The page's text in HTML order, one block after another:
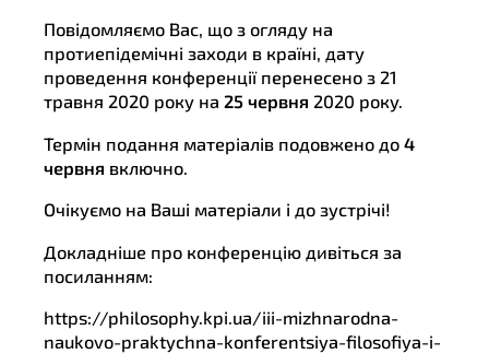
Повідомляємо Вас, що з огляду на
протиепідемічні заходи в країні, дату
проведення конференції перенесено з 21
травня 2020 року на 25 червня 2020 року.
Термін подання матеріалів подовжено до 4
червня включно.
Очікуємо на Ваші матеріали і до зустрічі!
Докладніше про конференцію дивіться за
посиланням:
https://philosophy.kpi.ua/iii-mizhnarodna-
naukovo-praktychna-konferentsiya-filosofiya-i-